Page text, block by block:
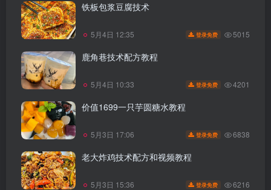
铁板包浆豆腐技术
5月4日 12:35 登录免费 5015
鹿角巷技术配方教程
5月4日 10:33 登录免费 4201
价值1699一只芋圆糖水教程
5月3日 17:06 登录免费 6838
老大炸鸡技术配方和视频教程
5月3日 15:36 登录免费 6216